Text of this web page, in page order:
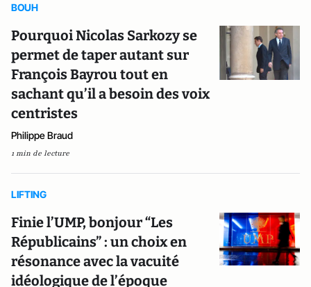
BOUH
Pourquoi Nicolas Sarkozy se
permet de taper autant sur
François Bayrou tout en
sachant qu’il a besoin des voix
centristes
Philippe Braud
1 min de lecture
LIFTING
Finie l’UMP, bonjour “Les
Républicains” : un choix en
résonance avec la vacuité
idéologique de l’époque